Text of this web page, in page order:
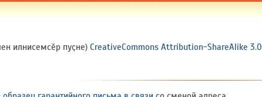
илнисемсӗр пуҫне) CreativeCommons Attribution-ShareAlike 3.0